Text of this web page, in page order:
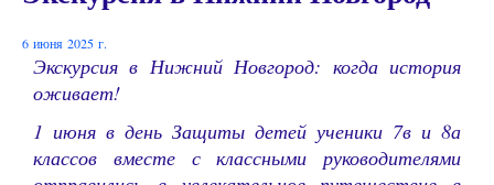
6 июня 2025 г.
Экскурсия в Нижний Новгород: когда история
оживает!
1 июня в день Защиты детей ученики 7в и 8а
классов вместе с классными руководителями